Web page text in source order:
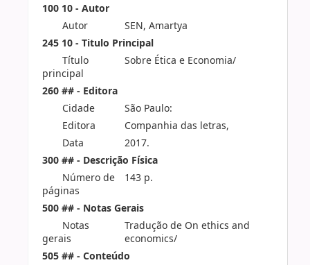
100 10 - Autor
Autor
SEN, Amartya
245 10 - Titulo Principal
Título
principal
Sobre Ética e Economia/
260 ## - Editora
Cidade
São Paulo:
Editora
Companhia das letras,
Data
2017.
300 ## - Descrição Física
Número de
páginas
143 p.
500 ## - Notas Gerais
Notas
gerais
Tradução de On ethics and
economics/
505 ## - Conteúdo